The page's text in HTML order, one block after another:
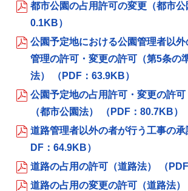
都市公園の占用許可の変更（都市
0.1KB）
公園予定地における公園管理者以
管理の許可・変更の許可（第5条の
法） （PDF：63.9KB）
公園予定地の占用許可・変更の許可
（都市公園法） （PDF：80.7KB）
道路管理者以外の者が行う工事の
DF：64.9KB）
道路の占用の許可（道路法） （
道路の占用の変更の許可（道路法